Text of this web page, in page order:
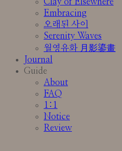
Clay of Elsewhere
Embracing
오래된 사이
Serenity Waves
월영유화 月影鎏畫
Journal
Guide
About
FAQ
1:1
Notice
Review